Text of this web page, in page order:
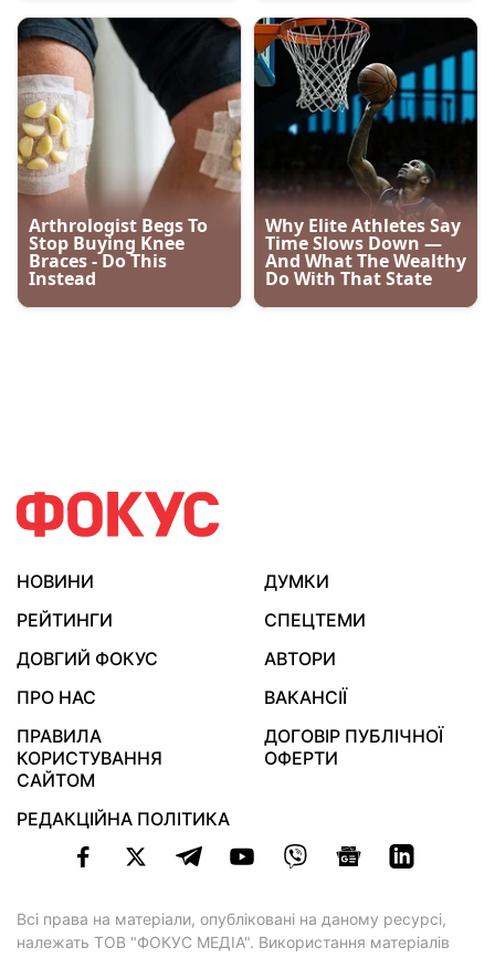
НОВИНИ
ДУМКИ
РЕЙТИНГИ
СПЕЦТЕМИ
ДОВГИЙ ФОКУС
АВТОРИ
ПРО НАС
ВАКАНСІЇ
ПРАВИЛА
КОРИСТУВАННЯ
САЙТОМ
ДОГОВІР ПУБЛІЧНОЇ
ОФЕРТИ
РЕДАКЦІЙНА ПОЛІТИКА
Всі права на матеріали, опубліковані на даному ресурсі,
належать ТОВ "ФОКУС МЕДІА". Використання матеріалів